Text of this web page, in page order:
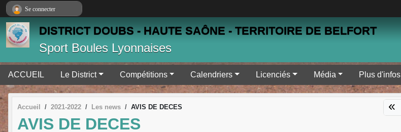
DISTRICT DOUBS - HAUTE SAÔNE - TERRITOIRE DE BELFORT
Sport Boules Lyonnaises
ACCUEIL Le District Compétitions Calendriers Licenciés Média Plus d'infos
Accueil 2021-2022 Les news AVIS DE DECES
AVIS DE DECES
Se connecter
Panneau de gestion des cookies